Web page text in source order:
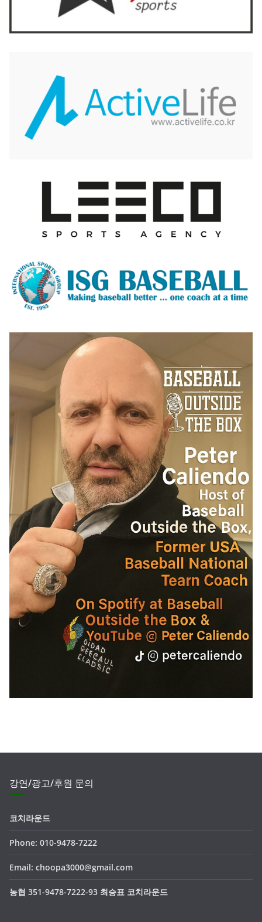
강연/광고/후원 문의
코치라운드
Phone: 010-9478-7222
Email: choopa3000@gmail.com
농협 351-9478-7222-93 최승표 코치라운드